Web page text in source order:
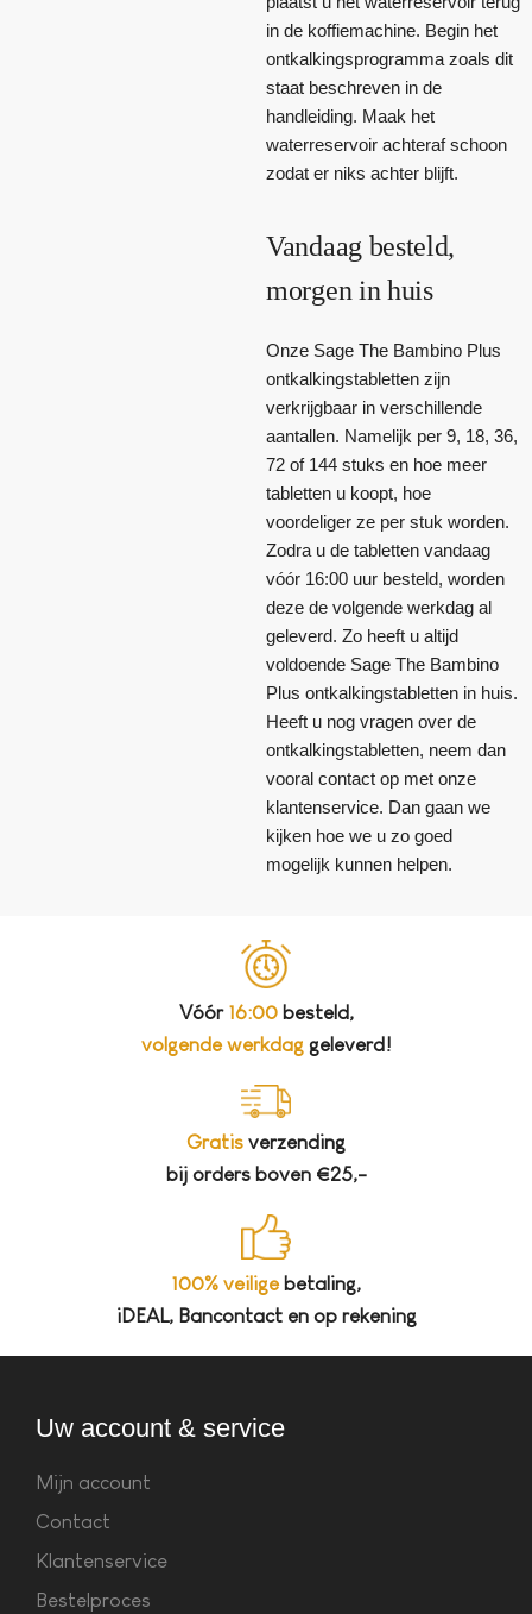
in de koffiemachine. Begin het
ontkalkingsprogramma zoals dit
staat beschreven in de
handleiding. Maak het
waterreservoir achteraf schoon
zodat er niks achter blijft.
Vandaag besteld,
morgen in huis
Onze Sage The Bambino Plus
ontkalkingstabletten zijn
verkrijgbaar in verschillende
aantallen. Namelijk per 9, 18, 36,
72 of 144 stuks en hoe meer
tabletten u koopt, hoe
voordeliger ze per stuk worden.
Zodra u de tabletten vandaag
vóór 16:00 uur besteld, worden
deze de volgende werkdag al
geleverd. Zo heeft u altijd
voldoende Sage The Bambino
Plus ontkalkingstabletten in huis.
Heeft u nog vragen over de
ontkalkingstabletten, neem dan
vooral contact op met onze
klantenservice. Dan gaan we
kijken hoe we u zo goed
mogelijk kunnen helpen.
Vóór 16:00besteld,
volgende werkdaggeleverd!
Gratis verzending
bij orders boven €25,-
100% veiligebetaling,
iDEAL, Bancontact en op rekening
Uw account & service
Mijn account
Contact
Klantenservice
Bestelproces